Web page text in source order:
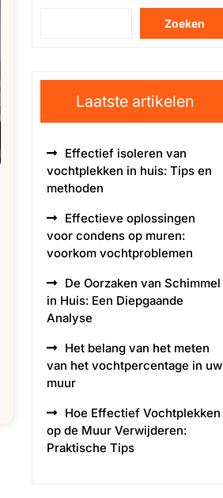
Zoeken
Laatste artikelen
Effectief isoleren van
vochtplekken in huis: Tips en
methoden
Effectieve oplossingen
voor condens op muren:
voorkom vochtproblemen
De Oorzaken van Schimmel
in Huis: Een Diepgaande
Analyse
Het belang van het meten
van het vochtpercentage in uw
muur
Hoe Effectief Vochtplekken
op de Muur Verwijderen:
Praktische Tips